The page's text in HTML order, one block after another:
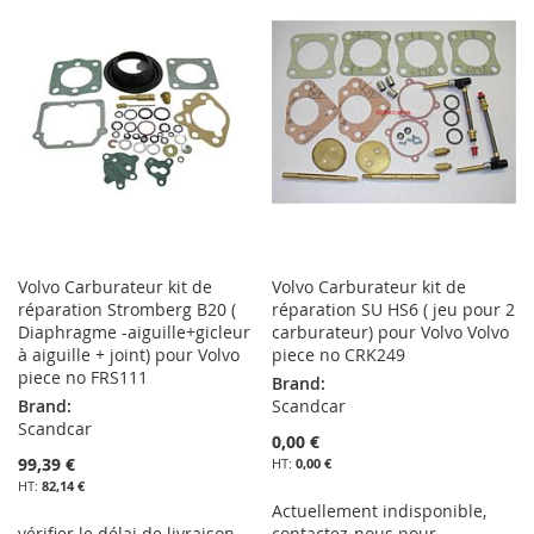
Volvo Carburateur kit de
réparation Stromberg B20 (
Diaphragme -aiguille+gicleur
à aiguille + joint) pour Volvo
piece no FRS111
Brand:
Scandcar
99,39 €
82,14 €
Volvo Carburateur kit de
réparation SU HS6 ( jeu pour 2
carburateur) pour Volvo Volvo
piece no CRK249
Brand:
Scandcar
0,00 €
0,00 €
Actuellement indisponible,